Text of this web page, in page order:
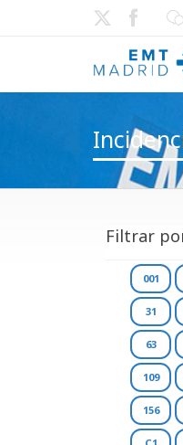
Filtrar
001
31
63
109
156